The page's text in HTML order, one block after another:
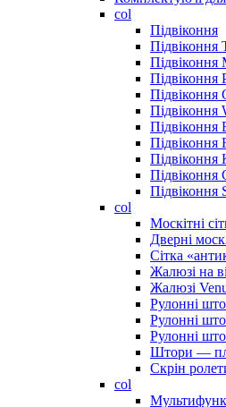
col
Підвіконня
Підвіконня
Підвіконня
Підвіконня
Підвіконня
Підвіконня
Підвіконня
Підвіконня
Підвіконня
Підвіконня
Підвіконня
col
Москітні
Дверні
Сітка
Жалюзі на
Жалюзі
Рулонні
Рулонні
Рулонні
Штори —
Скрін
col